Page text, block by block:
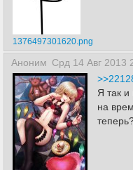
1376497301620.png
Аноним Срд 14 Авг 2013
Я так и
на